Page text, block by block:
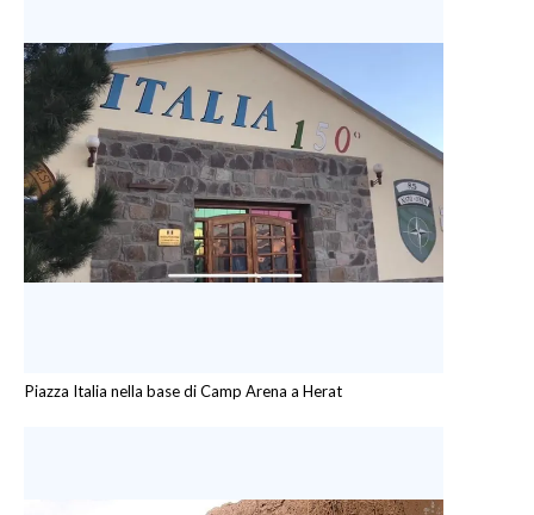
Piazza Italia nella base di Camp Arena a Herat